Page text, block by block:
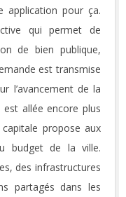
application pour ça.
qui permet de
de bien publique,
est transmise
l’avancement de la
allée encore plus
capitale propose aux
budget de la ville.
des infrastructures
partagés dans les